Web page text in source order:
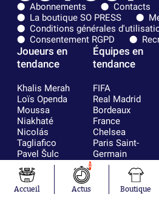
Abonnements
Contacts
La boutique SO PRESS
Conditions générales
Consentement RGPD
Joueurs en
tendance
Khalis Merah
Loïs Openda
Moussa
Niakhaté
Nicolás
Tagliafico
Pavel Šulc
Gauthier Hein
Lionel Messi
Gonzalo
García Torres
Équipes en
tendance
FIFA
Real Madrid
Bordeaux
France
Chelsea
Paris Saint-
Germain
Olympique
AC Milan
RC Strasbourg
Accueil
1
Actus Boutique